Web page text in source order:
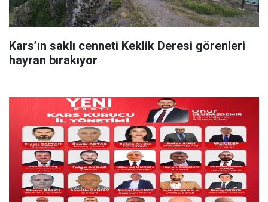
Kars’ın saklı cenneti Keklik Deresi görenleri
hayran bırakıyor